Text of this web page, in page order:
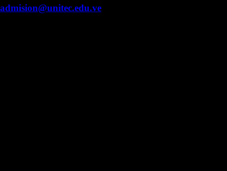
admision@unitec.edu.ve